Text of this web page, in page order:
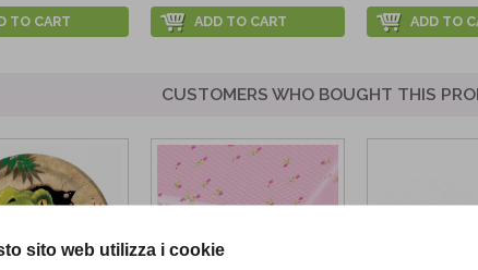
sito web utilizza i cookie
TO CART ADD TO CART ADD TO
CUSTOMERS WHO BOUGHT THIS